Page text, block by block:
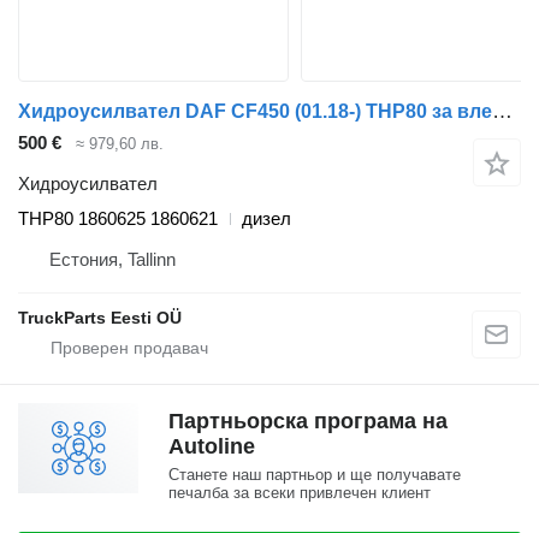
Хидроусилвател DAF CF450 (01.18-) THP80 за влекач DAF CF450, CF460 (2017-)
500 € ≈ 979,60 лв.
Хидроусилвател
THP80 1860625 1860621
дизел
Естония, Tallinn
TruckParts Eesti OÜ
Партньорска програма на
Autoline
Станете наш партньор и ще получавате
печалба за всеки привлечен клиент